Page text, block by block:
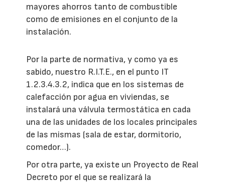
mayores ahorros tanto de combustible
como de emisiones en el conjunto de la
instalación.
Por la parte de normativa, y como ya es
sabido, nuestro R.I.T.E., en el punto IT
1.2.3.4.3.2, indica que en los sistemas de
calefacción por agua en viviendas, se
instalará una válvula termostática en cada
una de las unidades de los locales principales
de las mismas (sala de estar, dormitorio,
comedor…).
Por otra parte, ya existe un Proyecto de Real
Decreto por el que se realizará la